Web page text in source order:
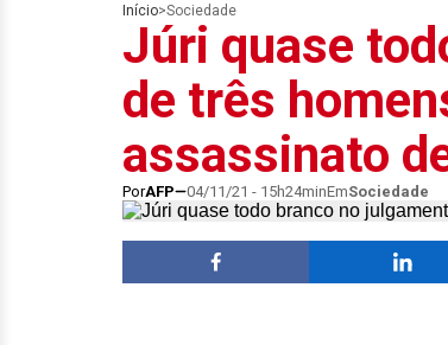
Início>Sociedade
Júri quase
de três
assassinato
PorAFP 04/11/21 - 15h24minEmSociedade